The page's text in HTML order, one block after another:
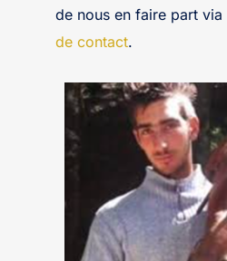
de nous en faire part via
de contact.